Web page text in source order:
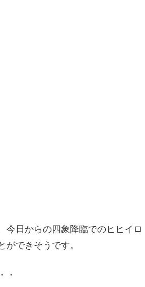
今日からの四象降臨でのヒヒイロ
できそうです。
・